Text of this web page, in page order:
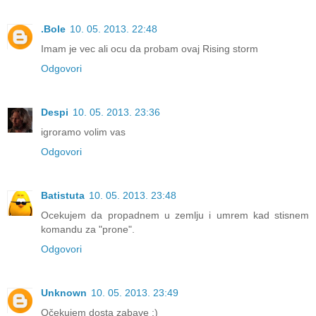
.Bole 10. 05. 2013. 22:48
Imam je vec ali ocu da probam ovaj Rising storm
Odgovori
Despi 10. 05. 2013. 23:36
igroramo volim vas
Odgovori
Batistuta 10. 05. 2013. 23:48
Ocekujem da propadnem u zemlju i umrem kad stisnem
komandu za "prone".
Odgovori
Unknown 10. 05. 2013. 23:49
Očekujem dosta zabave :)